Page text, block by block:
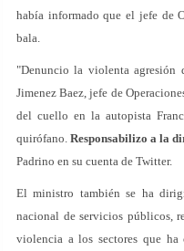
había informado que el jefe de
bala.
"Denuncio la violenta
Jimenez Baez, jefe de
del cuello en la autopista
quirófano.Responsabilizo a la
Padrino en su cuenta de Twitter.
El ministro también se ha
nacional de servicios públicos,
violencia a los sectores que